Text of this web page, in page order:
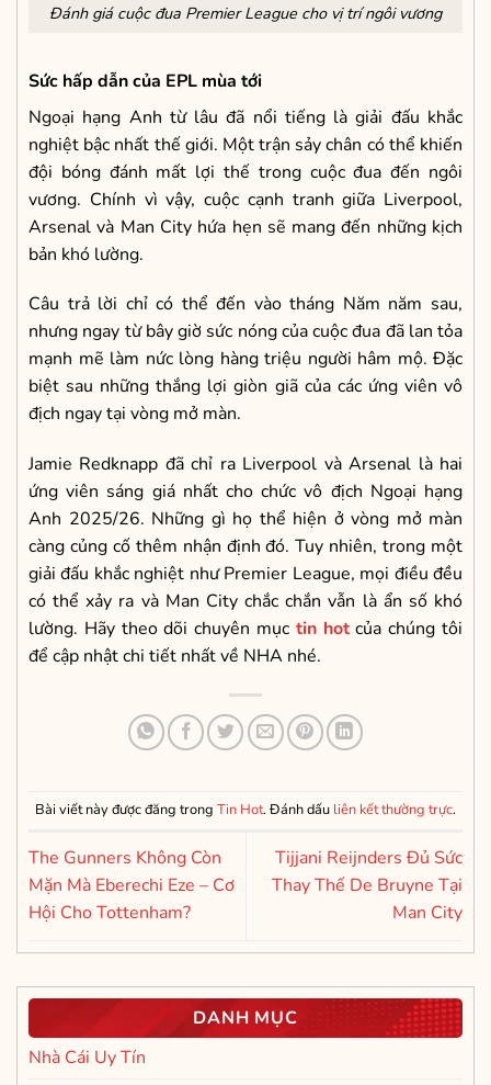
Đánh giá cuộc đua Premier League cho vị trí ngôi vương
Sức hấp dẫn của EPL mùa tới
Ngoại hạng Anh từ lâu đã nổi tiếng là giải đấu khắc
nghiệt bậc nhất thế giới. Một trận sảy chân có thể khiến
đội bóng đánh mất lợi thế trong cuộc đua đến ngôi
vương. Chính vì vậy, cuộc cạnh tranh giữa Liverpool,
Arsenal và Man City hứa hẹn sẽ mang đến những kịch
bản khó lường.
Câu trả lời chỉ có thể đến vào tháng Năm năm sau,
nhưng ngay từ bây giờ sức nóng của cuộc đua đã lan tỏa
mạnh mẽ làm nức lòng hàng triệu người hâm mộ. Đặc
biệt sau những thắng lợi giòn giã của các ứng viên vô
địch ngay tại vòng mở màn.
Jamie Redknapp đã chỉ ra Liverpool và Arsenal là hai
ứng viên sáng giá nhất cho chức vô địch Ngoại hạng
Anh 2025/26. Những gì họ thể hiện ở vòng mở màn
càng củng cố thêm nhận định đó. Tuy nhiên, trong một
giải đấu khắc nghiệt như Premier League, mọi điều đều
có thể xảy ra và Man City chắc chắn vẫn là ẩn số khó
lường. Hãy theo dõi chuyên mục tin hotcủa chúng tôi
để cập nhật chi tiết nhất về NHA nhé.
Bài viết này được đăng trong Tin Hot. Đánh dấu liên kết thường trực.
The Gunners Không Còn
Mặn Mà Eberechi Eze – Cơ
Hội Cho Tottenham?
Tijjani Reijnders Đủ Sức
Thay Thế De Bruyne Tại
Man City
DANH MỤC
Nhà Cái Uy Tín